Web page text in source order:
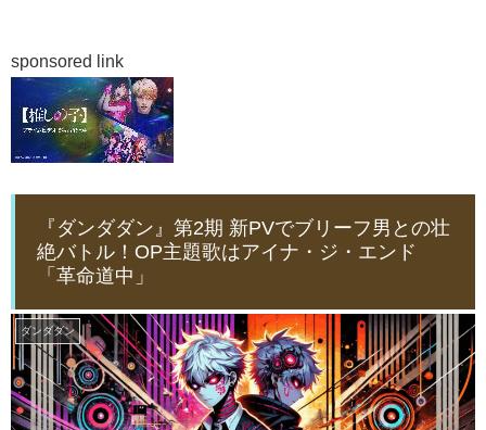
sponsored link
『ダンダダン』第2期 新PVでブリーフ男との壮
絶バトル！OP主題歌はアイナ・ジ・エンド
「革命道中」
ダンダダン